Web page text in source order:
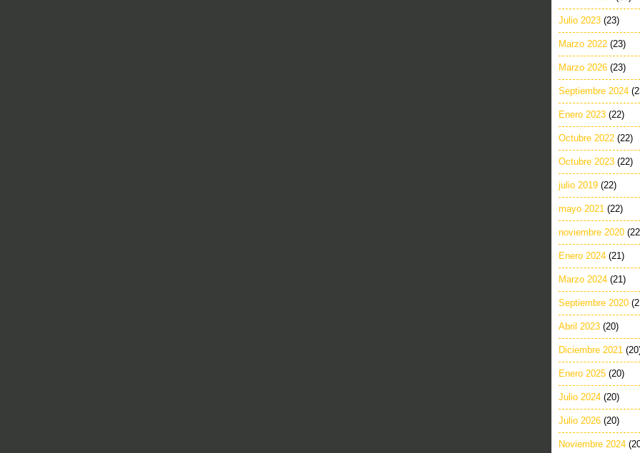
Julio 2023 (23)
Marzo 2022 (23)
Marzo 2026 (23)
Septiembre 2024
Enero 2023 (22)
Octubre 2022 (22)
Octubre 2023 (22)
julio 2019 (22)
mayo 2021 (22)
noviembre 2020
Enero 2024 (21)
Marzo 2024 (21)
Septiembre 2020
Abril 2023 (20)
Diciembre 2021
Enero 2025 (20)
Julio 2024 (20)
Julio 2026 (20)
Noviembre 2024